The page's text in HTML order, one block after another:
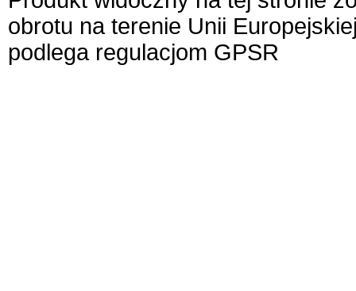
obrotu na terenie Unii
podlega regulacjom GPSR